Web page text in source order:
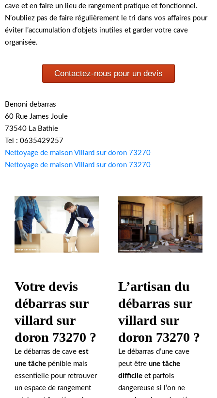
cave et en faire un lieu de rangement pratique et fonctionnel.
N’oubliez pas de faire régulièrement le tri dans vos affaires pour
éviter l’accumulation d’objets inutiles et garder votre cave
organisée.
Contactez-nous pour un devis
Benoni debarras
60 Rue James Joule
73540 La Bathie
Tel : 0635429257
Nettoyage de maison Villard sur doron 73270
Nettoyage de maison Villard sur doron 73270
Votre devis
débarras sur
villard sur
doron 73270 ?
Le débarras de cave est
une tâche pénible mais
essentielle pour retrouver
un espace de rangement
L’artisan du
débarras sur
villard sur
doron 73270 ?
Le débarras d’une cave
peut être une tâche
difficile et parfois
dangereuse si l’on ne